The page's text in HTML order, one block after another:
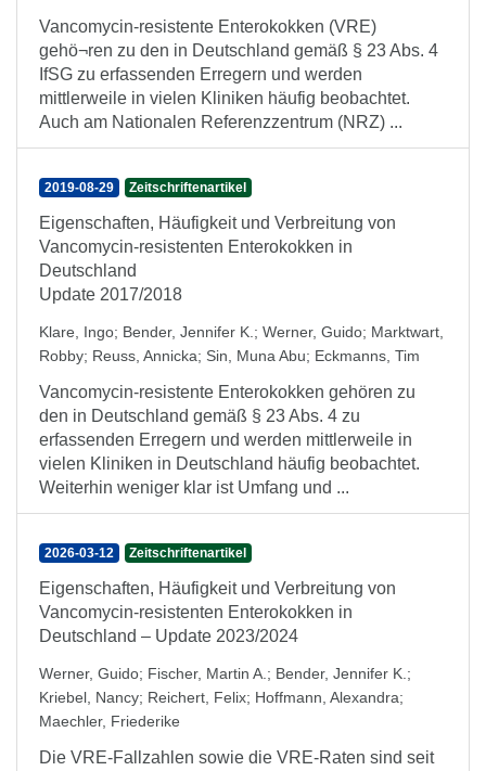
Vancomycin-resistente Enterokokken (VRE)
gehö¬ren zu den in Deutschland gemäß § 23 Abs. 4
IfSG zu erfassenden Erregern und werden
mittlerweile in vielen Kliniken häufig beobachtet.
Auch am Nationalen Referenzzentrum (NRZ) ...
2019-08-29 Zeitschriftenartikel
Eigenschaften, Häufigkeit und Verbreitung von
Vancomycin-resistenten Enterokokken in
Deutschland
Update 2017/2018
Klare, Ingo; Bender, Jennifer K. ; Werner, Guido; Marktwart,
Robby; Reuss, Annicka; Sin, Muna Abu; Eckmanns, Tim
Vancomycin-resistente Enterokokken gehören zu
den in Deutschland gemäß § 23 Abs. 4 zu
erfassenden Erregern und werden mittlerweile in
vielen Kliniken in Deutschland häufig beobachtet.
Weiterhin weniger klar ist Umfang und ...
2026-03-12 Zeitschriftenartikel
Eigenschaften, Häufigkeit und Verbreitung von
Vancomycin-resistenten Enterokokken in
Deutschland – Update 2023/2024
Werner, Guido; Fischer, Martin A. ; Bender, Jennifer K. ;
Kriebel, Nancy; Reichert, Felix; Hoffmann, Alexandra;
Maechler, Friederike
Die VRE-Fallzahlen sowie die VRE-Raten sind seit